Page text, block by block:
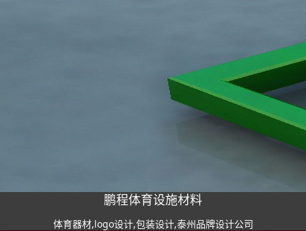
鹏程体育设施材料
体育器材,logo设计,包装设计,泰州品牌设计公司